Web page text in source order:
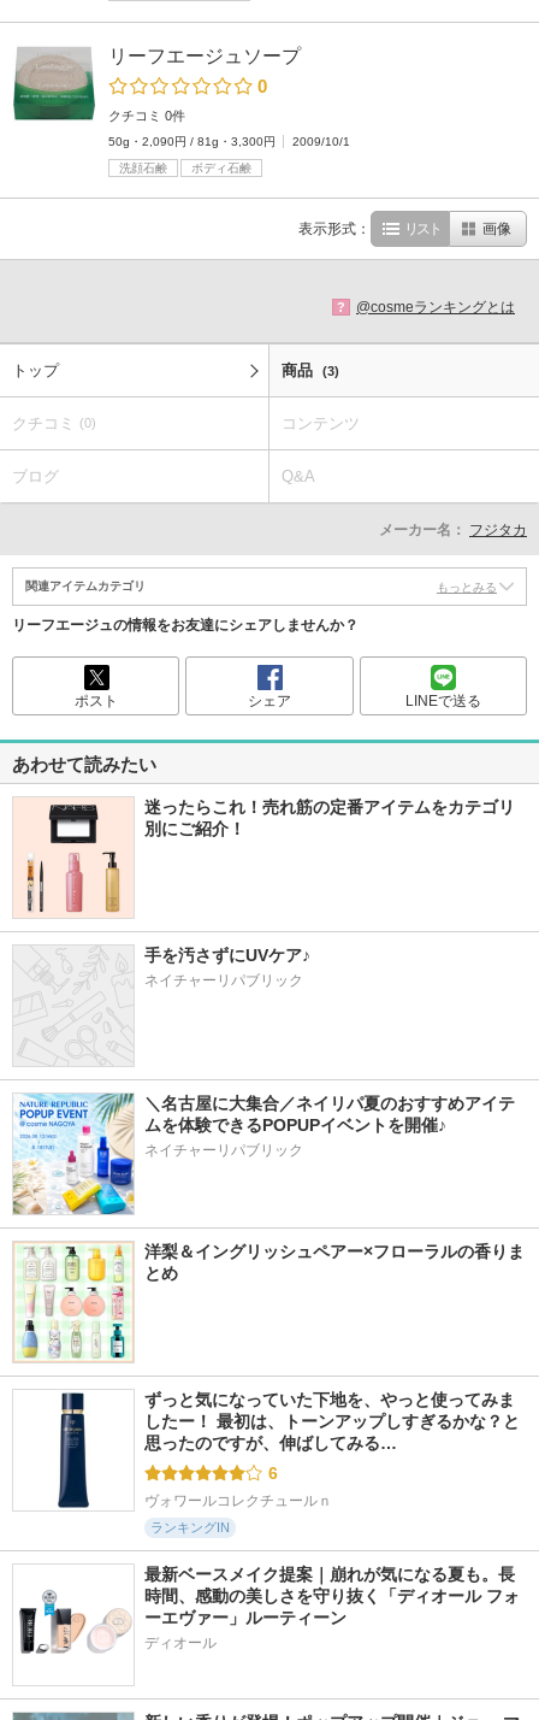
リーフエージュソープ
0
クチコミ 0件
50g・2,090円 / 81g・3,300円
2009/10/1
洗顔石鹸
ボディ石鹸
表示形式： リスト 画像
? @cosmeランキングとは
トップ 商品 (3)
クチコミ (0) コンテンツ
ブログ Q&A
メーカー名： フジタカ
関連アイテムカテゴリ もっとみる
リーフエージュの情報をお友達にシェアしませんか？
ポスト シェア LINEで送る
あわせて読みたい
迷ったらこれ！売れ筋の定番アイテムをカテゴリ
別にご紹介！
手を汚さずにUVケア♪
ネイチャーリパブリック
＼名古屋に大集合／ネイリパ夏のおすすめアイテ
ムを体験できるPOPUPイベントを開催♪
ネイチャーリパブリック
洋梨＆イングリッシュペアー×フローラルの香りま
とめ
ずっと気になっていた下地を、やっと使ってみま
したー！ 最初は、トーンアップしすぎるかな？と
思ったのですが、伸ばしてみる…
6
ヴォワールコレクチュールｎ
ランキングIN
最新ベースメイク提案｜崩れが気になる夏も。長
時間、感動の美しさを守り抜く「ディオール フォ
ーエヴァー」ルーティーン
ディオール